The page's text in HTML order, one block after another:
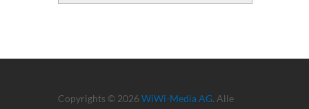
Copyrights © 2026 WiWi-Media AG. Alle